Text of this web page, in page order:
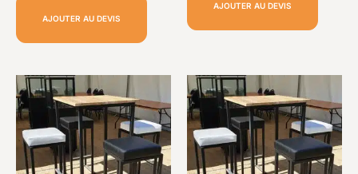
AJOUTER AU DEVIS
AJOUTER AU DEVIS